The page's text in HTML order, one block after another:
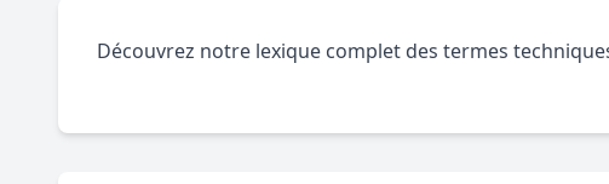
Découvrez notre lexique complet des termes